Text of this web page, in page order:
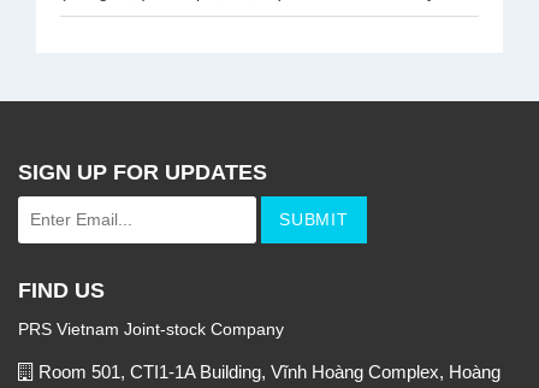
SIGN UP FOR UPDATES
FIND US
PRS Vietnam Joint-stock Company
Room 501, CTI1-1A Building, Vĩnh Hoàng Complex, Hoàng